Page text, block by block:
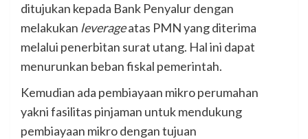
ditujukan kepada Bank Penyalur dengan
melakukan leverageatas PMN yang diterima
melalui penerbitan surat utang. Hal ini dapat
menurunkan beban fiskal pemerintah.
Kemudian ada pembiayaan mikro perumahan
yakni fasilitas pinjaman untuk mendukung
pembiayaan mikro dengan tujuan